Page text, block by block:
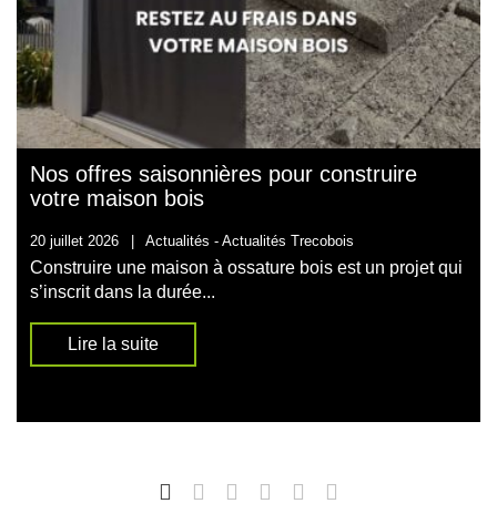
Nos offres saisonnières pour construire
votre maison bois
20 juillet 2026 | Actualités - Actualités Trecobois
Construire une maison à ossature bois est un projet qui
s’inscrit dans la durée...
Lire la suite